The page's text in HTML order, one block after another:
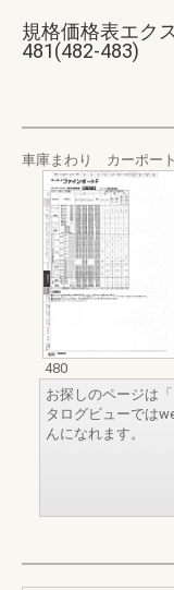
規格価格表エク
481(482-483)
車庫まわり カーポー
480
お探しのページは
タログビューでは
んになれます。